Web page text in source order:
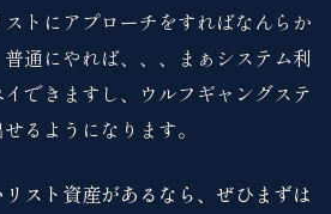
トにアプローチをすればなんらか
通にやれば、、、まぁシステム利
できますし、ウルフギャングステ
るようになります。
スト資産があるなら、ぜひまずは